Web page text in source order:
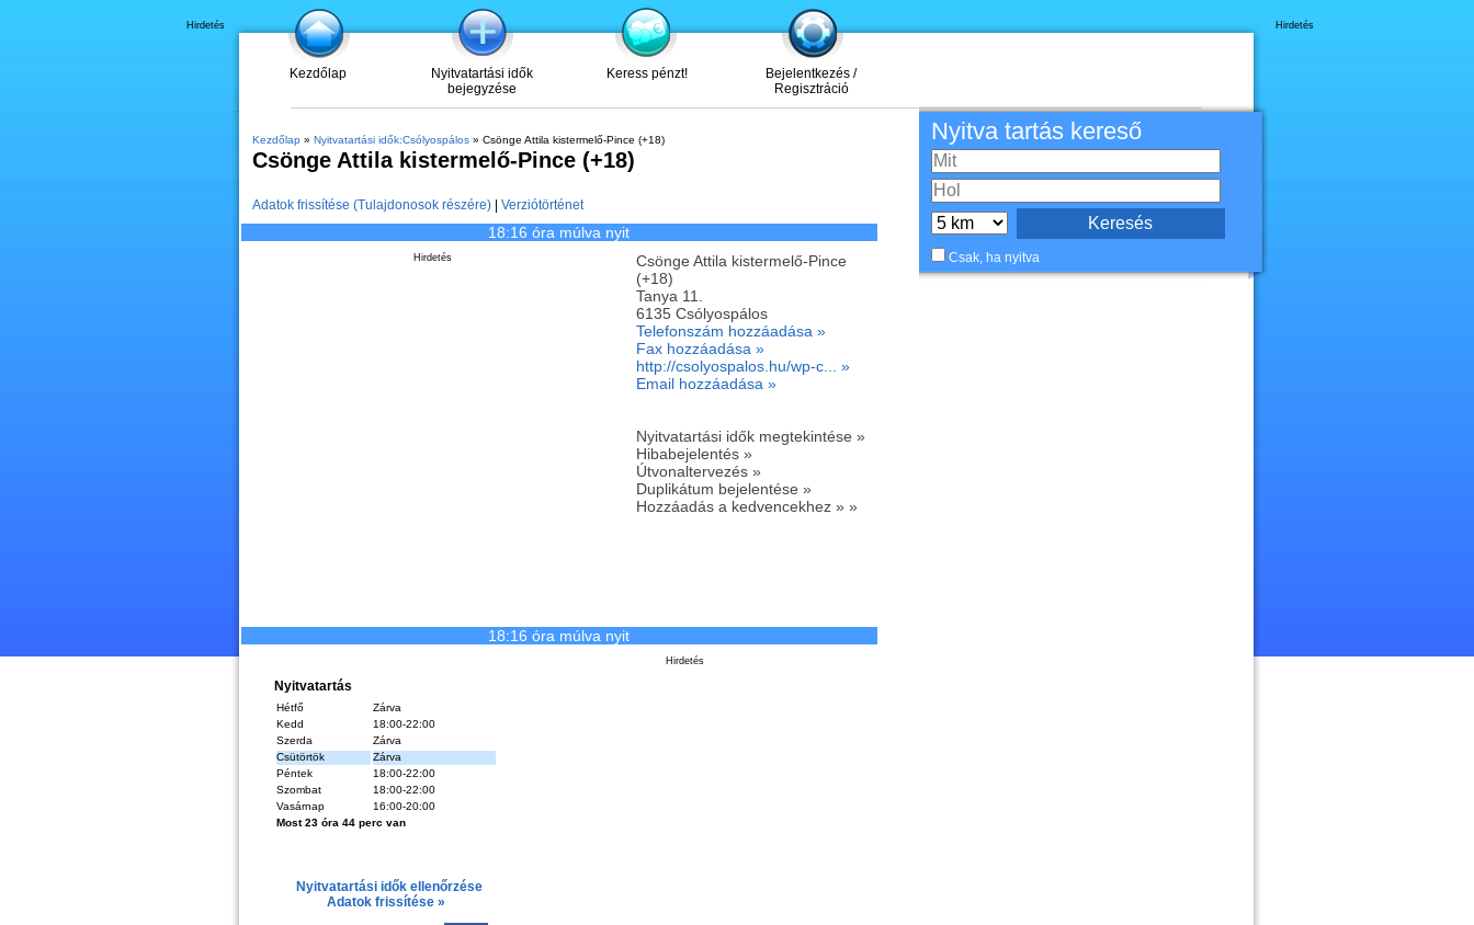
Kezdőlap
Nyitvatartási idők
bejegyzése
Keress pénzt!
Bejelentkezés /
Regisztráció
Hirdetés
Kezdőlap» Nyitvatartási idők:Csólyospálos» Csönge Attila kistermelő-Pince (+18)
Csönge Attila kistermelő-Pince (+18)
Adatok frissítése (Tulajdonosok részére)| Verziótörténet
18:16 óra múlva nyit
Csönge Attila kistermelő-Pince
(+18)
Tanya 11.
6135 Csólyospálos
Telefonszám hozzáadása »
Fax hozzáadása »
http://csolyospalos.hu/wp-c... »
Email hozzáadása »
Nyitvatartási idők megtekintése »
Hibabejelentés »
Útvonaltervezés »
Duplikátum bejelentése »
Hozzáadás a kedvencekhez » »
Hirdetés
18:16 óra múlva nyit
Hirdetés
Nyitvatartás
Hétfő
Zárva
Kedd
18:00-22:00
Szerda
Zárva
Csütörtök
Zárva
Péntek
18:00-22:00
Szombat
18:00-22:00
Vasárnap
16:00-20:00
Most 23 óra 44 perc van
Nyitvatartási idők ellenőrzése
Adatok frissítése »
Hirdetés
Nyitva tartás kereső
Csak, ha nyitva